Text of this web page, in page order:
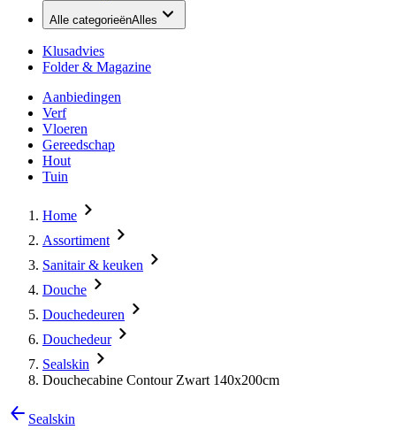
Alle categorieënAlles
Klusadvies
Folder & Magazine
Aanbiedingen
Verf
Vloeren
Gereedschap
Hout
Tuin
Home
Assortiment
Sanitair & keuken
Douche
Douchedeuren
Douchedeur
Sealskin
Douchecabine Contour Zwart 140x200cm
Sealskin